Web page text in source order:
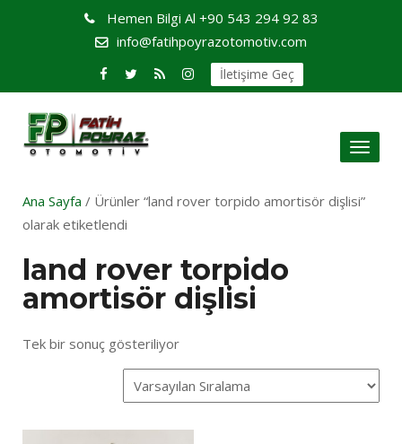
Hemen Bilgi Al +90 543 294 92 83
info@fatihpoyrazotomotiv.com
İletişime Geç
Toggle
Ana Sayfa / Ürünler “land rover torpido amortisör dişlisi”
olarak etiketlendi
land rover torpido
amortisör dişlisi
Tek bir sonuç gösteriliyor